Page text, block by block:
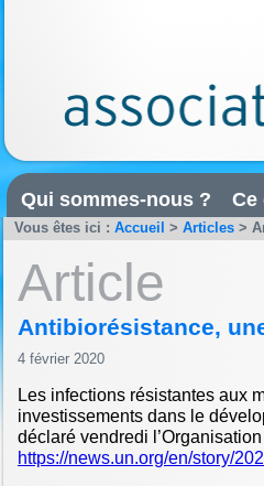
Qui sommes-nous ? Ce
Vous êtes ici : Accueil > Articles >
Article
Antibiorésistance,
4 février 2020
Les infections résistantes aux
investissements dans le
déclaré vendredi
https://news.un.org/en/story/